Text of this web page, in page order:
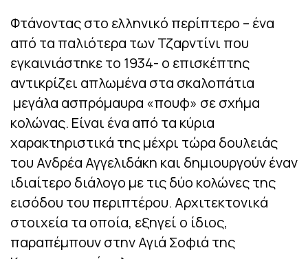
Φτάνοντας στο ελληνικό περίπτερο – ένα
από τα παλιότερα των Τζαρντίνι που
εγκαινιάστηκε το 1934- ο επισκέπτης
αντικρίζει απλωμένα στα σκαλοπάτια
μεγάλα ασπρόμαυρα «πουφ» σε σχήμα
κολώνας. Είναι ένα από τα κύρια
χαρακτηριστικά της μέχρι τώρα δουλειάς
του Ανδρέα Αγγελιδάκη και δημιουργούν έναν
ιδιαίτερο διάλογο με τις δύο κολώνες της
εισόδου του περιπτέρου. Αρχιτεκτονικά
στοιχεία τα οποία, εξηγεί ο ίδιος,
παραπέμπουν στην Αγιά Σοφιά της